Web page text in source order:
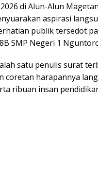
di Alun-Alun
aspirasi
publik tersedot
SMP Negeri 1
satu penulis surat
coretan harapannya
ribuan insan